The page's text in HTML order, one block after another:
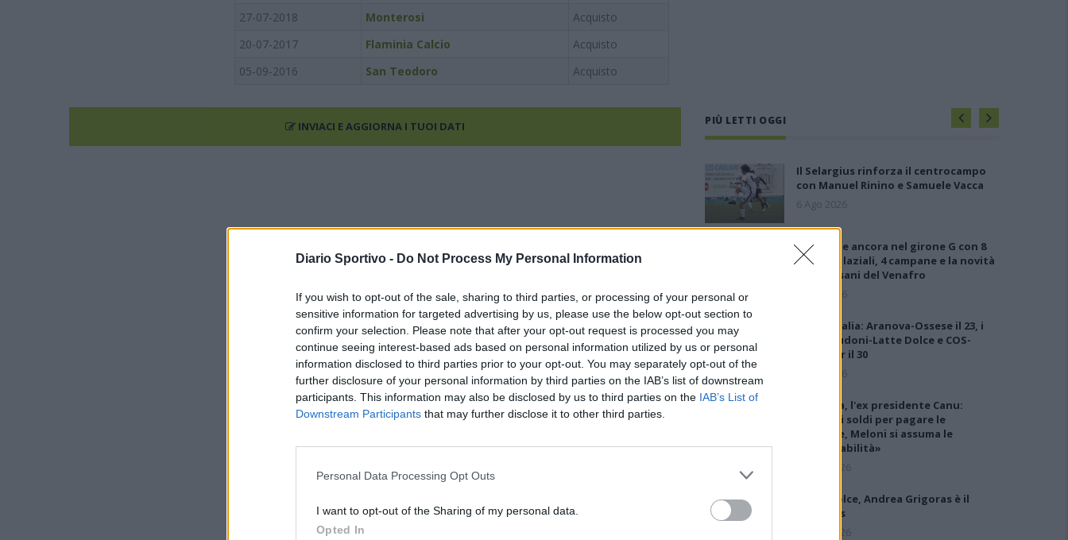
Diario Sportivo - Do Not Process My Personal Information
If you wish to opt-out of the sale, sharing to third parties, or processing of your personal or
sensitive information for targeted advertising by us, please use the below opt-out section to
confirm your selection. Please note that after your opt-out request is processed you may
continue seeing interest-based ads based on personal information utilized by us or personal
information disclosed to third parties prior to your opt-out. You may separately opt-out of the
further disclosure of your personal information by third parties on the IAB’s list of downstream
participants. This information may also be disclosed by us to third parties on the IAB’s List of
Downstream Participants that may further disclose it to other third parties.
Personal Data Processing Opt Outs
I want to opt-out of the Sharing of my personal data.
Opted In
27-07-2018
Monterosi
Acquisto
20-07-2017
Flaminia Calcio
Acquisto
05-09-2016
San Teodoro Acquisto
INVIACI E AGGIORNA I TUOI DATI PIÙ LETTI OGGI
Il Selargius rinforza il centrocampo
con Manuel Rinino e Samuele Vacca
6 Ago 2026
Le 5 sarde ancora nel girone G con 8
squadre laziali, 4 campane e la novità
dei molisani del Venafro
6 Ago 2026
Coppa Italia: Aranova-Ossese il 23, i
derby Budoni-Latte Dolce e COS-
Monastir il 30
6 Ago 2026
Carbonia, l'ex presidente Canu:
«Lasciai i soldi per pagare le
vertenze, Meloni si assuma le
responsabilità»
31 Lug 2026
Latte Dolce, Andrea Grigoras è il
nuovo ds
29 Lug 2026